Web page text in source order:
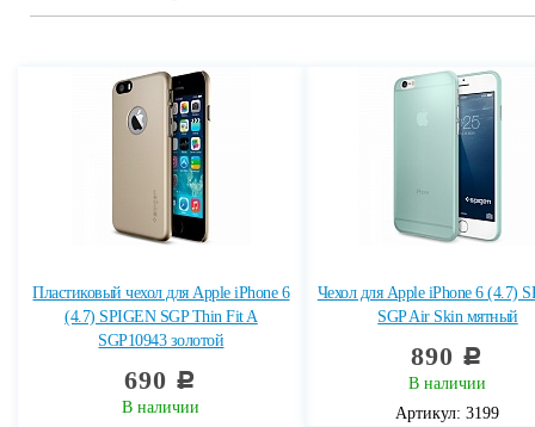
Пластиковый чехол для Apple iPhone 6
(4.7) SPIGEN SGP Thin Fit A
SGP10943 золотой
690 c
В наличии
Чехол для Apple iPhone 6 (4.7)
SGP Air Skin мятный
890 c
В наличии
Артикул: 3199